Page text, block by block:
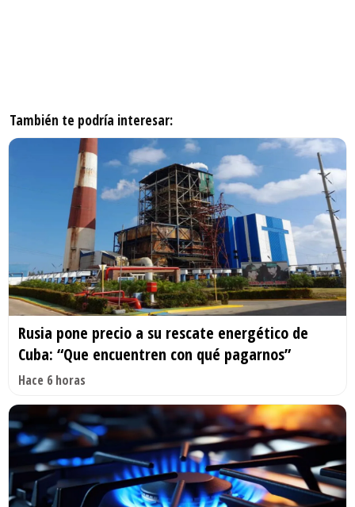
También te podría interesar:
Rusia pone precio a su rescate energético de
Cuba: “Que encuentren con qué pagarnos”
Hace 6 horas